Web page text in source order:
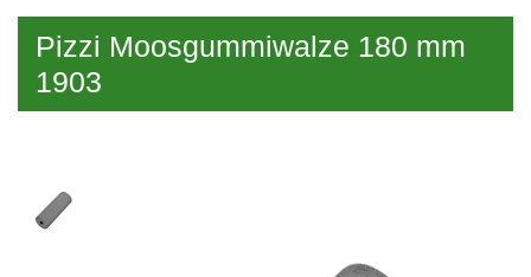
Pizzi Moosgummiwalze 180 mm
1903